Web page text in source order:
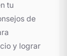
tu
de
y lograr